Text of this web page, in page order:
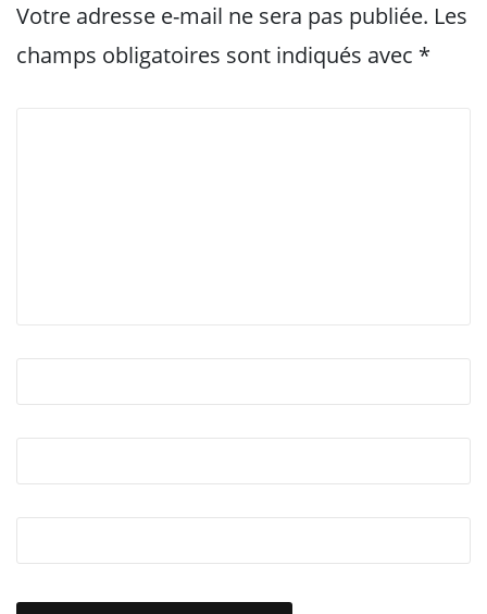
Votre adresse e-mail ne sera pas publiée. Les
champs obligatoires sont indiqués avec *